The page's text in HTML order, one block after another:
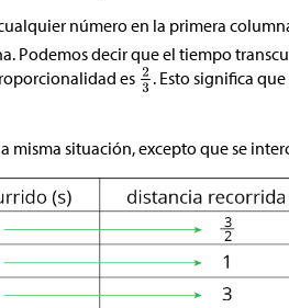
número en la primera
Podemos decir que el tiempo
es
. Esto significa que
misma situación, excepto que se